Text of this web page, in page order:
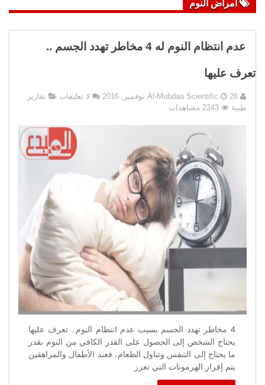
امراض النوم
عدم انتظام النوم له 4 مخاطر تهدد الجسم ..
تعرف عليها
Al-Mubdaa Scientific 26 نوفمبر, 2016 لا تعليقات
تقارير
طبية
2243 مشاهدات
4 مخاطر تهدد الجسم بسبب عدم انتظام النوم.. تعرف عليها
يحتاج الشخص إلى الحصول على القدر الكافي من النوم بقدر
ما يحتاج إلى التنفس وتناول الطعام، فعند الأطفال والمراهقين
يتم إفراز الهرمونات التي تعزز